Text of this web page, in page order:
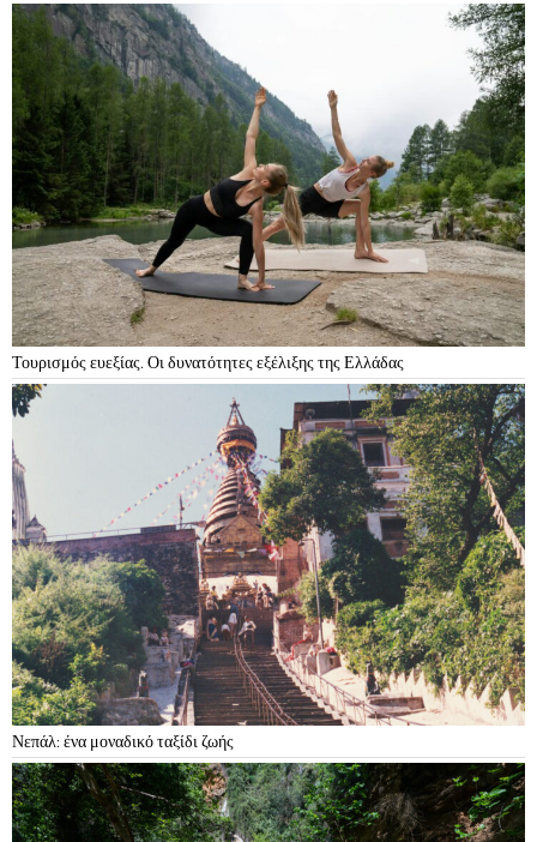
Τουρισμός ευεξίας. Οι δυνατότητες εξέλιξης της Ελλάδας
Νεπάλ: ένα μοναδικό ταξίδι ζωής